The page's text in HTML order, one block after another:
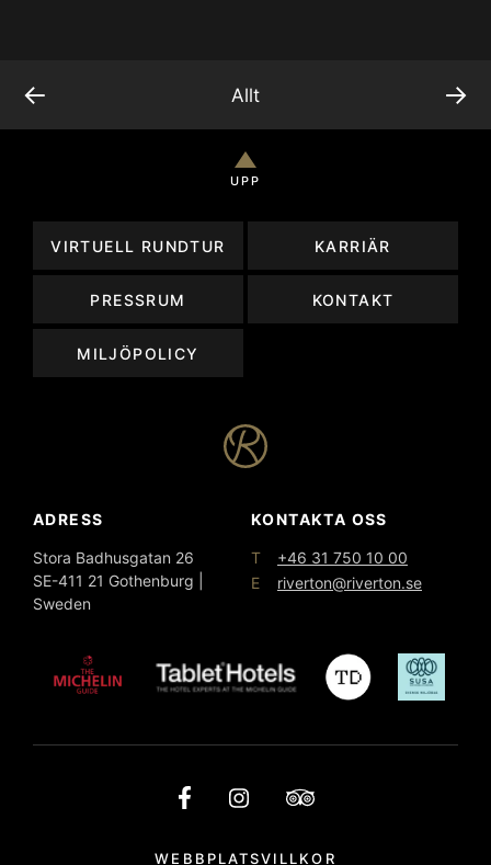
← →
Allt
UPP
VIRTUELL RUNDTUR KARRIÄR
PRESSRUM KONTAKT
MILJÖPOLICY
ADRESS
Stora Badhusgatan 26
SE-411 21 Gothenburg |
Sweden
KONTAKTA OSS
T
+46 31 750 10 00
E
riverton@riverton.se
WEBBPLATSVILLKOR